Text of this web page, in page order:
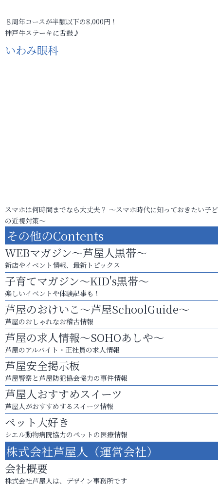
８周年コースが半額以下の8,000円！
神戸牛ステーキに舌鼓♪
いわみ眼科
スマホは何時間までなら大丈夫？ ～スマホ時代に知っておきたい子
の近視対策～
その他のContents
WEBマガジン～芦屋人黒帯～
新店やイベント情報、最新トピックス
子育てマガジン～KID's黒帯～
楽しいイベントや体験記事も！
芦屋のおけいこ～芦屋SchoolGuide～
芦屋のおしゃれなお稽古情報
芦屋の求人情報～SOHOあしや～
芦屋のアルバイト・正社員の求人情報
芦屋安全掲示板
芦屋警察と芦屋防犯協会協力の事件情報
芦屋人おすすめスイーツ
芦屋人がおすすめするスイーツ情報
ペット大好き
シエル動物病院協力のペットの医療情報
株式会社芦屋人（運営会社）
会社概要
株式会社芦屋人は、デザイン事務所です